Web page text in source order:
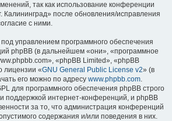
так как использование конференции
после обновления/исправления
с ними.
управлением программного обеспечения
phpBB (в дальнейшем «они», «программное
«phpBB Limited», «phpBB
лицензии «GNU General Public License v2» (в
его можно по адресу www.phpbb.com.
для программного обеспечения phpBB строго
поддержкой интернет-конференций, и phpBB
за то, что администрация конференций
содержания и/или поведения в них.